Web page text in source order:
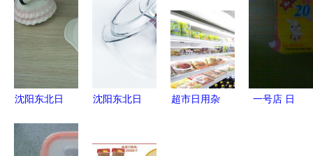
部开展主题
党日活动
传递温暖日
讯网深度研
究解析市场
趋势与未来
搓衣板与消
失的日常
猫超市圆蓝
瓶装蓝莓汁
的日常邂逅
沈阳东北日
兴恒峰日杂
沈阳东北日
超市日用杂
一号店 日